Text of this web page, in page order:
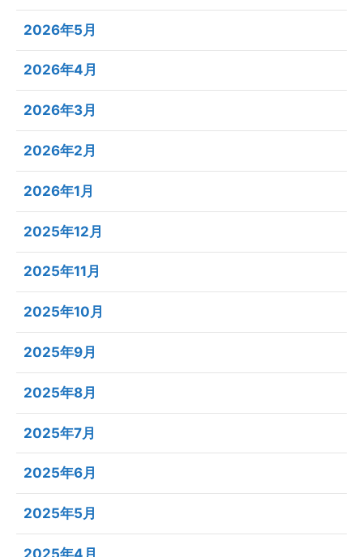
2026年5月
2026年4月
2026年3月
2026年2月
2026年1月
2025年12月
2025年11月
2025年10月
2025年9月
2025年8月
2025年7月
2025年6月
2025年5月
2025年4月